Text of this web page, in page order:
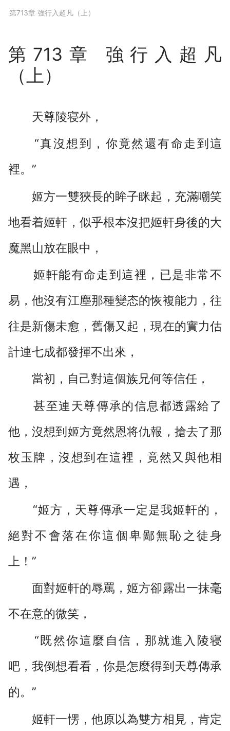
第713章 強行入超凡
（上）
天尊陵寝外，
“真沒想到，你竟然還有命走到這
裡。”
姬方一雙狹長的眸子眯起，充滿嘲笑
地看着姬軒，似乎根本沒把姬軒身後的大
魔黑山放在眼中，
姬軒能有命走到這裡，已是非常不
易，他沒有江塵那種變态的恢複能力，往
往是新傷未愈，舊傷又起，現在的實力估
計連七成都發揮不出來，
當初，自己對這個族兄何等信任，
甚至連天尊傳承的信息都透露給了
他，沒想到姬方竟然恩将仇報，搶去了那
枚玉牌，沒想到在這裡，竟然又與他相
遇，
“姬方，天尊傳承一定是我姬軒的，
絕對不會落在你這個卑鄙無恥之徒身
上！”
面對姬軒的辱罵，姬方卻露出一抹毫
不在意的微笑，
“既然你這麼自信，那就進入陵寝
吧，我倒想看看，你是怎麼得到天尊傳承
的。”
姬軒一愣，他原以為雙方相見，肯定
第713章 強行入超凡（上）